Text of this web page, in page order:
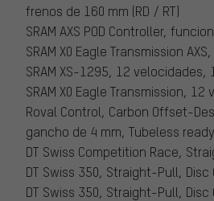
frenos de 160 mm (RD / RT)
SRAM AXS POD Controller,
SRAM X0 Eagle Transmission
SRAM XS-1295, 12 velocidades,
SRAM X0 Eagle Transmission, 12
Roval Control, Carbon Offset-
gancho de 4 mm, Tubeless
DT Swiss Competition Race,
DT Swiss 350, Straight-Pull,
DT Swiss 350, Straight-Pull,